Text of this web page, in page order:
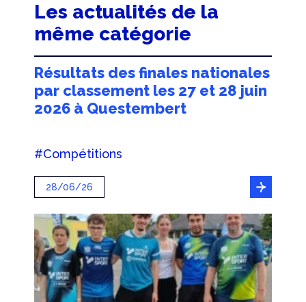
Les actualités de la
même catégorie
Résultats des finales nationales
par classement les 27 et 28 juin
2026 à Questembert
#Compétitions
28/06/26